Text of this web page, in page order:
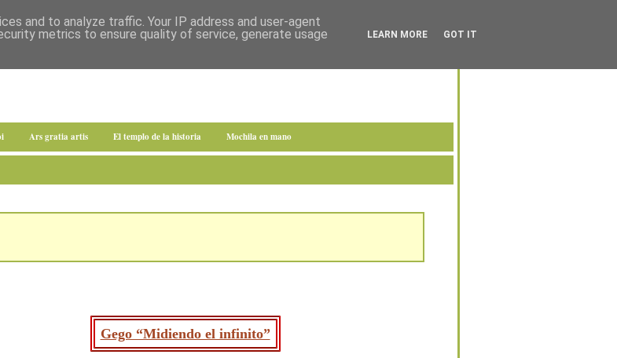
Ars gratia artis El templo de la historia Mochila en mano
Gego “Midiendo el infinito”
and to analyze traffic. Your IP address and user-agent
metrics to ensure quality of service, generate usage
LEARN MORE GOT IT